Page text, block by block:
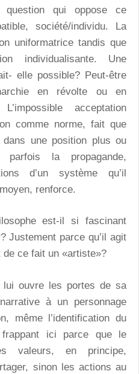
question qui oppose ce
société/individu. La
uniformatrice tandis que
individualisante. Une
elle possible? Peut-être
en révolte ou en
acceptation
comme norme, fait que
une position plus ou
la propagande,
d’un système qu’il
renforce.
est-il si fascinant
Justement parce qu’il agit
de ce fait un «artiste»?
lui ouvre les portes de sa
à un personnage
même l’identification du
ici parce que le
valeurs, en principe,
sinon les actions au